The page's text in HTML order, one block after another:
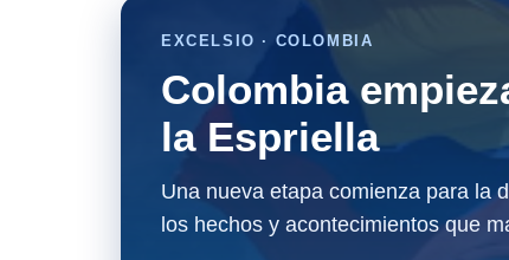
EXCELSIO · COLOMBIA
Colombia
la Espriella
Una nueva etapa comienza para la
los hechos y acontecimientos que